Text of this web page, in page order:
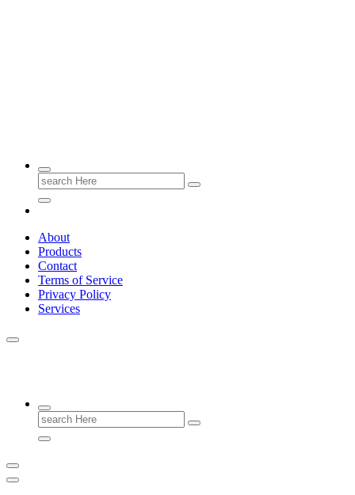
Search
for:
About
Products
Contact
Terms of Service
Privacy Policy
Services
Search
for: